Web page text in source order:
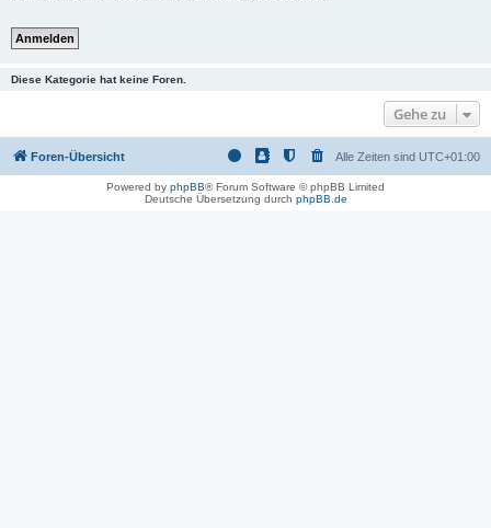
Diese Kategorie hat keine Foren.
Gehe zu
Foren-Übersicht Alle Zeiten sind UTC+01:00
Powered by phpBB® Forum Software © phpBB Limited
Deutsche Übersetzung durch phpBB.de